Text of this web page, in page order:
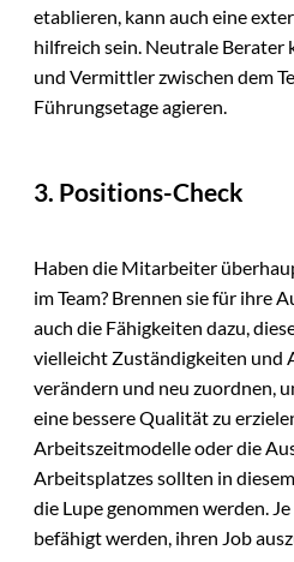
etablieren, kann auch eine
hilfreich sein. Neutrale Berater
und Vermittler zwischen dem
Führungsetage agieren.
3. Positions-Check
Haben die Mitarbeiter
im Team? Brennen sie für ihre
auch die Fähigkeiten dazu,
vielleicht Zuständigkeiten und
verändern und neu zuordnen,
eine bessere Qualität zu
Arbeitszeitmodelle oder die
Arbeitsplatzes sollten in
die Lupe genommen werden.
befähigt werden, ihren Job